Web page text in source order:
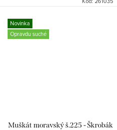
Novinka
Opravdu suché
Muškát moravský š.225 - Škrobák